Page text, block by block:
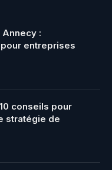
Annecy :
entreprises
conseils pour
stratégie de